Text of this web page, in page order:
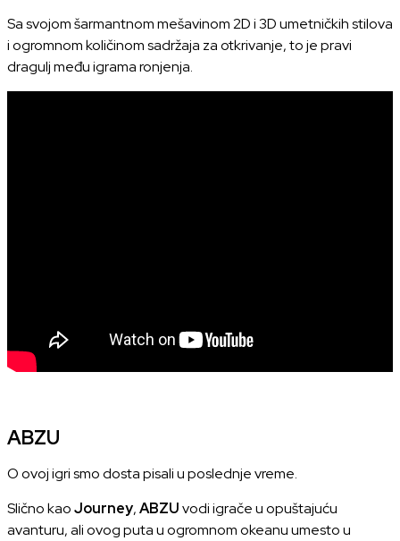
Sa svojom šarmantnom mešavinom 2D i 3D umetničkih stilova
i ogromnom količinom sadržaja za otkrivanje, to je pravi
dragulj među igrama ronjenja.
ABZU
O ovoj igri smo dosta pisali u poslednje vreme.
Slično kaoJourney,ABZUvodi igrače u opuštajuću
avanturu, ali ovog puta u ogromnom okeanu umesto u